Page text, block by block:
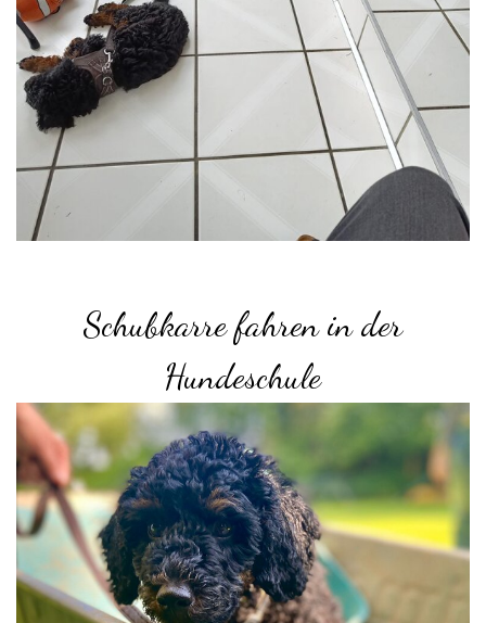
Schubkarre fahren in der
Hundeschule